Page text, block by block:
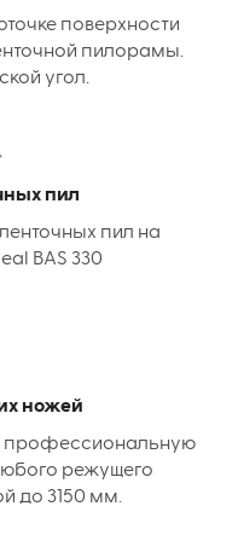
поверхности
пилорамы.
угол.
пил
пил на
BAS 330
ножей
профессиональную
режущего
до 3150 мм.